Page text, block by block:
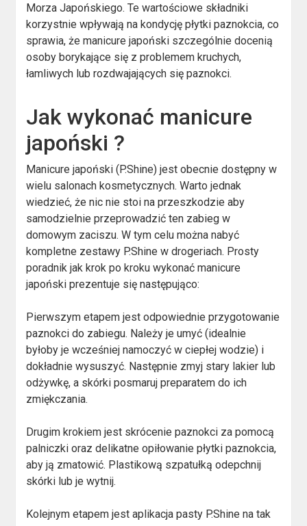
Morza Japońskiego. Te wartościowe składniki
korzystnie wpływają na kondycję płytki paznokcia, co
sprawia, że manicure japoński szczególnie docenią
osoby borykające się z problemem kruchych,
łamliwych lub rozdwajających się paznokci.
Jak wykonać manicure
japoński ?
Manicure japoński (P.Shine) jest obecnie dostępny w
wielu salonach kosmetycznych. Warto jednak
wiedzieć, że nic nie stoi na przeszkodzie aby
samodzielnie przeprowadzić ten zabieg w
domowym zaciszu. W tym celu można nabyć
kompletne zestawy P.Shine w drogeriach. Prosty
poradnik jak krok po kroku wykonać manicure
japoński prezentuje się następująco:
Pierwszym etapem jest odpowiednie przygotowanie
paznokci do zabiegu. Należy je umyć (idealnie
byłoby je wcześniej namoczyć w ciepłej wodzie) i
dokładnie wysuszyć. Następnie zmyj stary lakier lub
odżywkę, a skórki posmaruj preparatem do ich
zmiękczania.
Drugim krokiem jest skrócenie paznokci za pomocą
palniczki oraz delikatne opiłowanie płytki paznokcia,
aby ją zmatowić. Plastikową szpatułką odepchnij
skórki lub je wytnij.
Kolejnym etapem jest aplikacja pasty P.Shine na tak